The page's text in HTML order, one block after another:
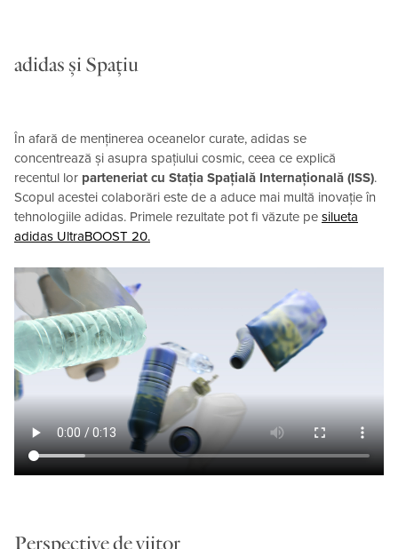
adidas și Spațiu
În afară de menținerea oceanelor curate, adidas se
concentrează și asupra spațiului cosmic, ceea ce explică
recentul lor parteneriat cu Stația Spațială Internațională (ISS).
Scopul acestei colaborări este de a aduce mai multă inovație în
tehnologiile adidas. Primele rezultate pot fi văzute pe silueta
adidas UltraBOOST 20.
Perspective de viitor